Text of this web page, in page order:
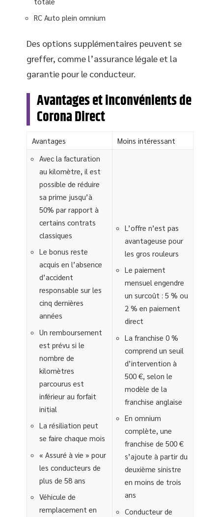
RC Auto plein omnium
Des options supplémentaires peuvent se
greffer, comme l’assurance légale et la
garantie pour le conducteur.
Avantages et inconvénients de
Corona Direct
Avantages
Moins intéressant
Avec la facturation
au kilomètre, il est
possible de réduire
sa prime jusqu’à
50% par rapport à
certains contrats
classiques
Le bonus reste
acquis en l’absence
d’accident
responsable sur les
cinq dernières
années
Un remboursement
est prévu si le
nombre de
kilomètres
parcourus est
inférieur au forfait
initial
La résiliation peut
se faire chaque mois
« Assuré à vie » pour
les conducteurs de
plus de 58 ans
Véhicule de
remplacement en
L’offre n’est pas
avantageuse pour
les gros rouleurs
Le paiement
mensuel engendre
un surcoût : 5 % ou
2 % en paiement
direct
La franchise 0 %
comprend un seuil
d’intervention à
500 €, selon le
modèle de la
franchise anglaise
En omnium
complète, une
franchise de 500 €
s’ajoute à partir du
deuxième sinistre
en moins de trois
ans
Conducteur de